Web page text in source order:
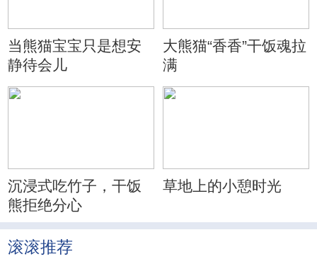
当熊猫宝宝只是想安
静待会儿
大熊猫“香香”干饭魂拉
满
沉浸式吃竹子，干饭
熊拒绝分心
草地上的小憩时光
滚滚推荐